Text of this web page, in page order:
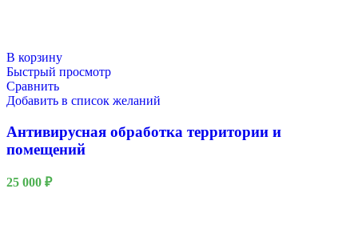
В корзину
Быстрый просмотр
Сравнить
Добавить в список желаний
Антивирусная обработка территории и
помещений
25 000 ₽